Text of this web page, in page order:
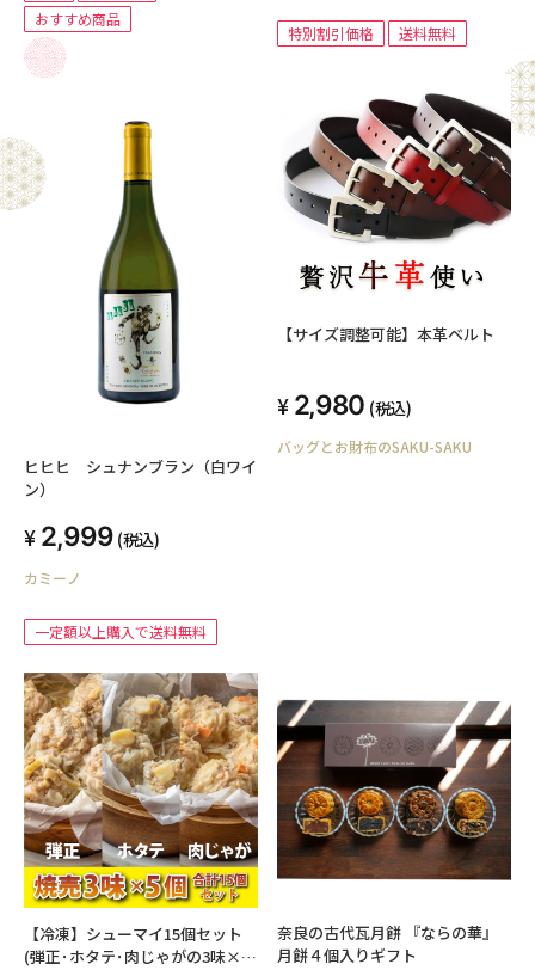
おすすめ商品
特別割引価格 送料無料
ヒヒヒ シュナンブラン（白ワイ
ン）
2,999 (税込)
カミーノ
一定額以上購入で送料無料
【サイズ調整可能】本革ベルト
2,980 (税込)
バッグとお財布のSAKU-SAKU
【冷凍】シューマイ15個セット
(弾正･ホタテ･肉じゃがの3味×5
奈良の古代瓦月餅 『ならの華』
月餅４個入りギフト